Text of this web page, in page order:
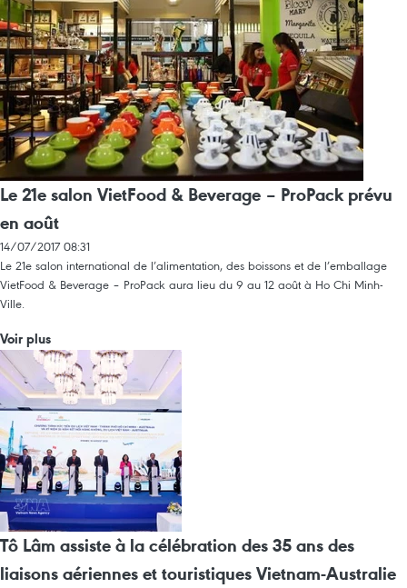
Le 21e salon VietFood & Beverage – ProPack prévu
en août
14/07/2017 08:31
Le 21e salon international de l’alimentation, des boissons et de l’emballage
VietFood & Beverage – ProPack aura lieu du 9 au 12 août à Ho Chi Minh-
Ville.
Voir plus
Tô Lâm assiste à la célébration des 35 ans des
liaisons aériennes et touristiques Vietnam-Australie